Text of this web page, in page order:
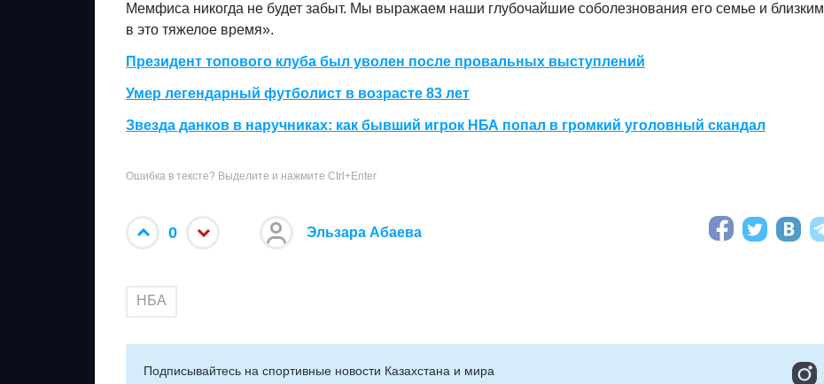
Мемфиса никогда не будет забыт. Мы выражаем наши глубочайшие соболезнования его семье и близким
в это тяжелое время».
Президент топового клуба был уволен после провальных выступлений
Умер легендарный футболист в возрасте 83 лет
Звезда данков в наручниках: как бывший игрок НБА попал в громкий уголовный скандал
Ошибка в тексте? Выделите и нажмите Ctrl+Enter
0 Эльзара Абаева
НБА
Подписывайтесь на cпортивные новости Казахстана и мира